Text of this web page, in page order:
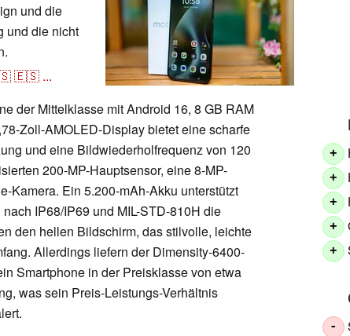
und die
und die nicht
🇪🇸 ...
+
+
+
+
+
-
der Mittelklasse mit Android 16, 8 GB RAM
Zoll-AMOLED-Display bietet eine scharfe
und eine Bildwiederholfrequenz von 120
200-MP-Hauptsensor, eine 8-MP-
Kamera. Ein 5.200-mAh-Akku unterstützt
IP68/IP69 und MIL-STD-810H die
den hellen Bildschirm, das stilvolle, leichte
Allerdings liefern der Dimensity-6400-
Smartphone in der Preisklasse von etwa
was sein Preis-Leistungs-Verhältnis